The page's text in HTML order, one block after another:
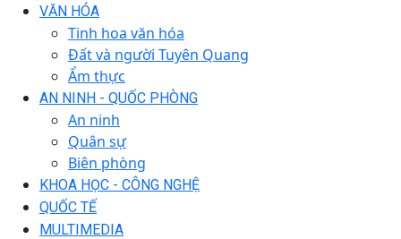
VĂN HÓA
Tinh hoa văn hóa
Đất và người Tuyên Quang
Ẩm thực
AN NINH - QUỐC PHÒNG
An ninh
Quân sự
Biên phòng
KHOA HỌC - CÔNG NGHỆ
QUỐC TẾ
MULTIMEDIA